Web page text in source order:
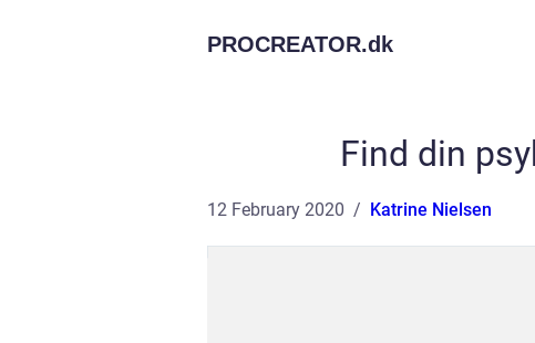
PROCREATOR.dk
Find din
12 February 2020 Katrine Nielsen